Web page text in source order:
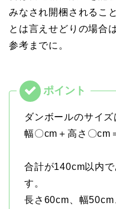
みなされ開梱されるこ
とは言えせどりの場合
参考までに。
ダンボールのサイズ
幅〇cm＋高さ〇cm
合計が140cm以内
す。
長さ60cm、幅